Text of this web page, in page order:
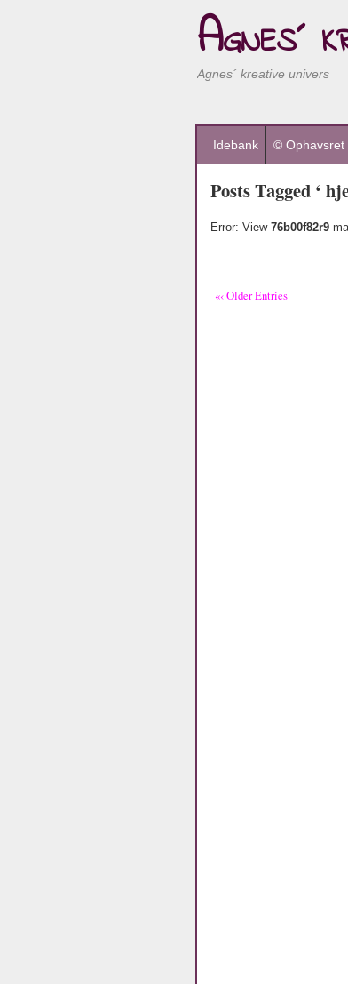
Agnes´
Agnes´ kreative univers
Idebank © Ophavsret
Posts Tagged ‘
Error: View 76b00f82r9
«‹ Older Entries